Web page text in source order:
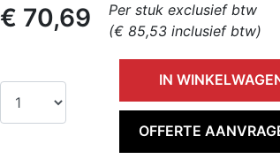
€ 70,69
Per stuk exclusief btw
(€ 85,53 inclusief btw)
IN
OFFERTE